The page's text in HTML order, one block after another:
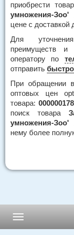
приобрести
умножения-Зоо'
цене с доставкой
Для
преимуществ
оператору по
отправить
При обращении в
оптовых цен
товара:
поиск товара
умножения-Зоо'
нему более
Навигация